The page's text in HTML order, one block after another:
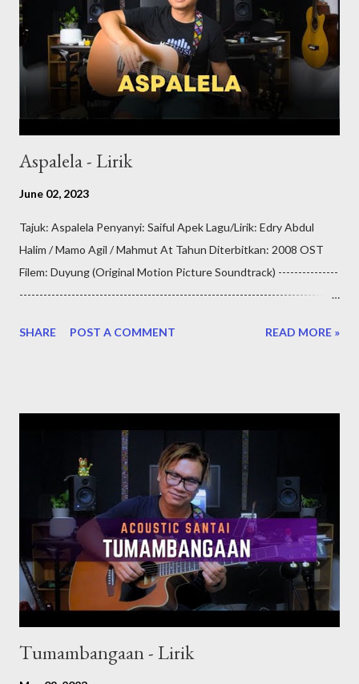
ihumon nu Mogihum panalasaian Soira do makan jalan Bujang oku
kanu Nolingan do nakasawo Tingkadai no pokirayou nu oo
Sorohon tanak om sawo nu Om iri iri no pason ku dika Kada
tilombuso ino korogian nu Nasanganu nu tinan nu Om okon poh
ino ginawo nu Nung au poh nobobos do poi...
Aspalela - Lirik
June 02, 2023
Tajuk: Aspalela Penyanyi: Saiful Apek Lagu/Lirik: Edry Abdul
Halim / Mamo Agil / Mahmut At Tahun Diterbitkan: 2008 OST
Filem: Duyung (Original Motion Picture Soundtrack) ---------------
--------------------------------------------------------------------------------
mengenai penyanyi lagu 'Aspalela' iaitu Saiful Apek, atau nama
"Pelawak No. 1 Negara" semasa zaman kegemilangannya. Karier
beliau bermula pada tahun 1994 dan sehingga kini beliau masih
aktif dalam bidang hiburan Malaysia. Selain bidang lawak, beliau
juga dikenali sebagai seorang pelakon, pengarah, penyanyi,
pengacara dan penghibur Malaysia. Lagu ini juga merupakan lagu
OST filem Duyung yang telah ditayangkan pada 6 Mac 2008
(Malaysia) oleh syarikat penerbitan KRU Studios, Grand Brill...
SHARE POST A COMMENT READ MORE »
Tumambangaan - Lirik